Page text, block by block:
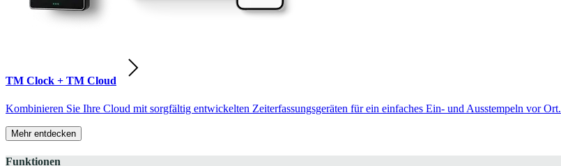
TM Clock + TM Cloud
Kombinieren Sie Ihre Cloud mit sorgfältig entwickelten Zeiterfassungsgeräten für ein einfaches Ein- und Ausstempeln vor Ort.
Mehr entdecken
Funktionen